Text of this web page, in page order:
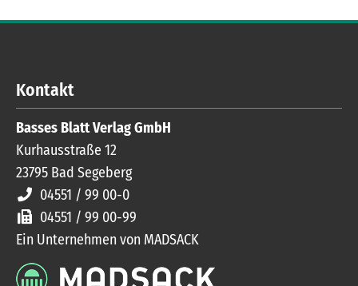
Kontakt
Basses Blatt Verlag GmbH
Kurhausstraße 12
23795 Bad Segeberg
04551 / 99 00-0
04551 / 99 00-99
Ein Unternehmen von MADSACK